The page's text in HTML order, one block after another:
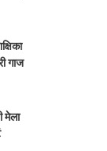
गाज
मेला